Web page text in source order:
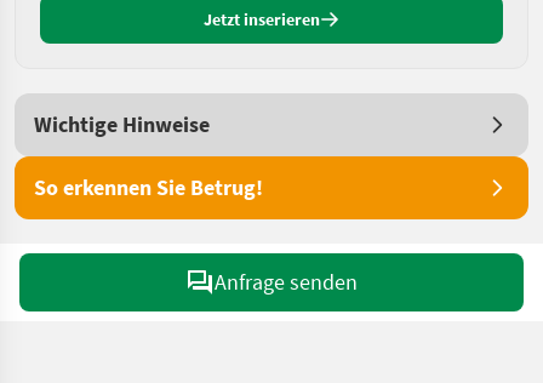
Jetzt inserieren
Wichtige Hinweise
So erkennen Sie Betrug!
Anfrage senden